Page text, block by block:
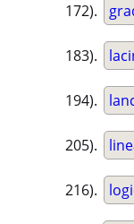
172).
183).
194).
205).
216).